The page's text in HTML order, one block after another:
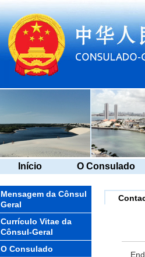
Início O Consulado
Mensagem da Cônsul
Geral
Currículo Vitae da
Cônsul-Geral
O Consulado